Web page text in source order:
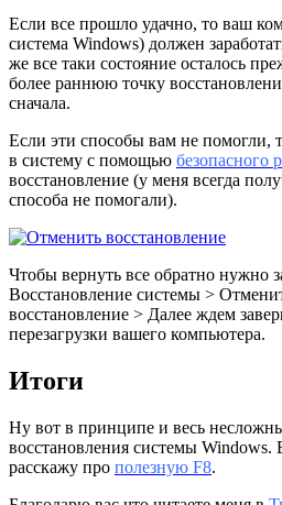
Если все прошло удачно, то ваш
система Windows) должен
же все таки состояние осталось
более раннюю точку
сначала.
Если эти способы вам не помогли,
в систему с помощью безопасного
восстановление (у меня всегда
способа не помогали).
Чтобы вернуть все обратно
Восстановление системы >
восстановление > Далее ждем
перезагрузки вашего компьютера.
Итоги
Ну вот в принципе и весь
восстановления системы Windows.
расскажу про полезную F8.